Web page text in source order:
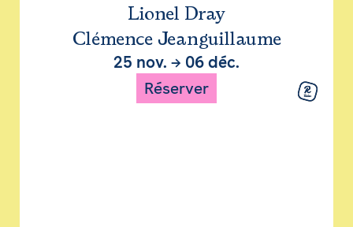
Lionel Dray
Clémence Jeanguillaume
25 nov. → 06 déc.
Réserver